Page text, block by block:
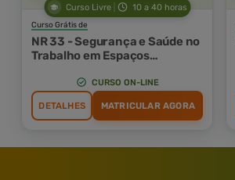
Curso Livre 10 a 40 horas
Curso Grátis de
NR 33 - Segurança e Saúde no
Trabalho em Espaços
CURSO ON-LINE
DETALHES MATRICULAR AGORA